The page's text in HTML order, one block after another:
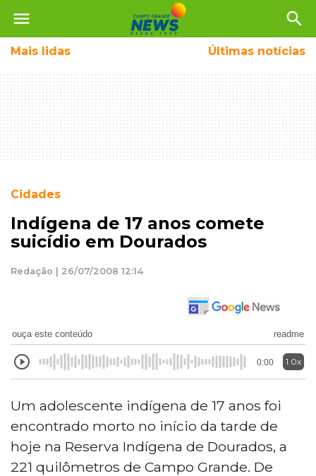
menu search
Mais lidas Últimas notícias
Cidades
Indígena de 17 anos comete
suicídio em Dourados
Redação | 26/07/2008 12:14
ouça este conteúdo readme
0:00 1.0x
Um adolescente indígena de 17 anos foi
encontrado morto no início da tarde de
hoje na Reserva Indígena de Dourados, a
221 quilômetros de Campo Grande. De